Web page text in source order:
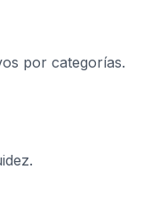
por categorías.